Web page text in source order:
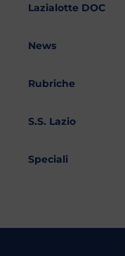
Lazialotte DOC
News
Rubriche
S.S. Lazio
Speciali